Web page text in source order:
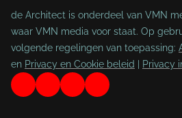
de Architect is onderdeel van VMN
waar VMN media voor staat. Op
volgende regelingen van toepassing:
en Privacy en Cookie beleid Privacy